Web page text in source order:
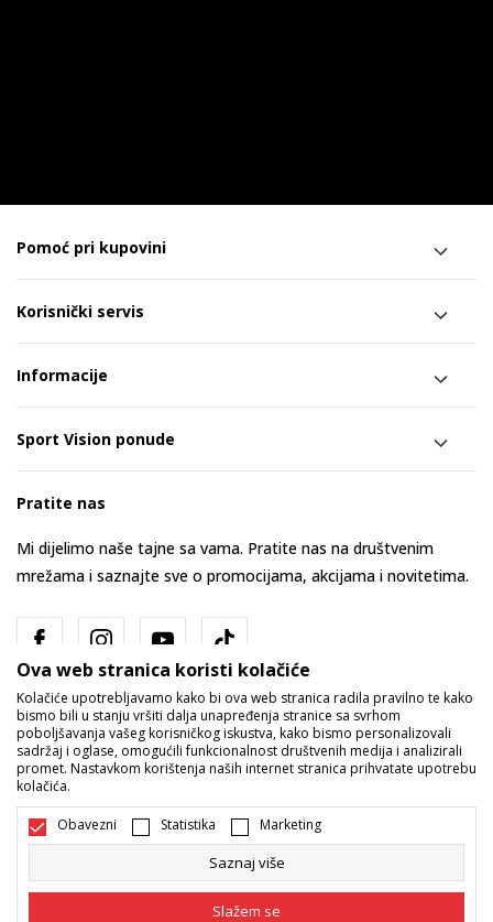
Pomoć pri kupovini
Korisnički servis
Informacije
Sport Vision ponude
Pratite nas
Mi dijelimo naše tajne sa vama. Pratite nas na društvenim
mrežama i saznajte sve o promocijama, akcijama i novitetima.
Bosna i Hercegovina Promijenite
Ova web stranica koristi kolačiće
Kolačiće upotrebljavamo kako bi ova web stranica radila pravilno te kako
bismo bili u stanju vršiti dalja unapređenja stranice sa svrhom
poboljšavanja vašeg korisničkog iskustva, kako bismo personalizovali
sadržaj i oglase, omogućili funkcionalnost društvenih medija i analizirali
promet. Nastavkom korištenja naših internet stranica prihvatate upotrebu
kolačića.
Obavezni Statistika Marketing
Saznaj više
Slažem se